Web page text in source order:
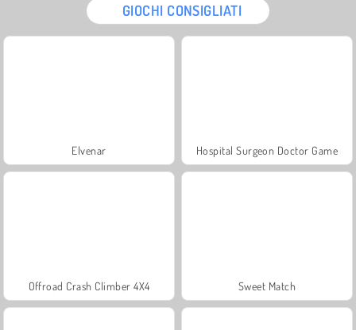
GIOCHI CONSIGLIATI
Elvenar Hospital Surgeon Doctor Game
Offroad Crash Climber 4X4 Sweet Match